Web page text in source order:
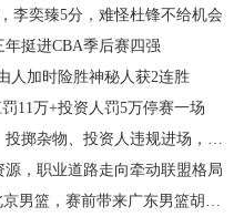
李奕臻5分，难怪杜锋不给机会
挺进CBA季后赛四强
人加时险胜神秘人获2连胜
11万+投资人罚5万停赛一场
物、投资人违规进场，罚款16万
，职业道路走向牵动联盟格局
胡明轩、奎因、徐杰以及北京男篮赵睿最新消息